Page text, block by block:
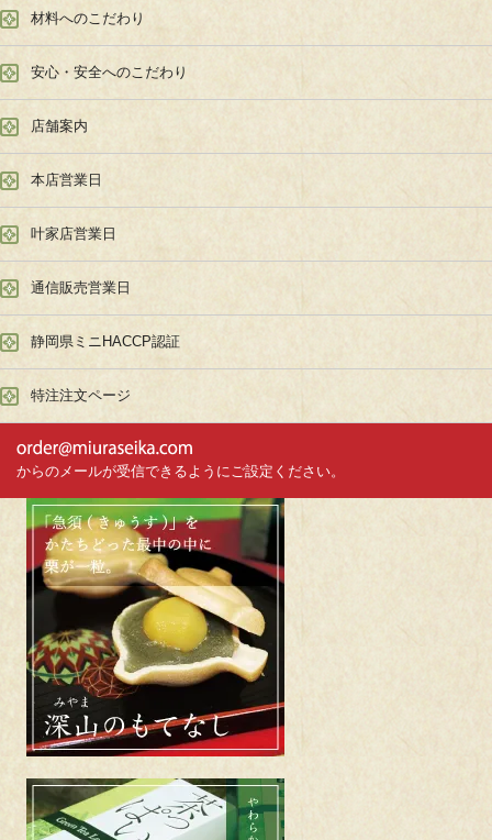
材料へのこだわり
安心・安全へのこだわり
店舗案内
本店営業日
叶家店営業日
通信販売営業日
静岡県ミニHACCP認証
特注注文ページ
からのメールが受信できるようにご設定ください。